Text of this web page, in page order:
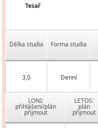
Tesař
Délka studia Forma studia
3,0 Denní
LONI:
přihlášení/plán
přijmout
LETOS:
plán
přijmout